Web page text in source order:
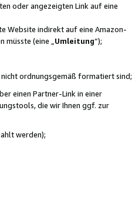
oder angezeigten Link auf eine
Website indirekt auf eine Amazon-
(eine „ Umleitung“);
ordnungsgemäß formatiert sind;
einen Partner-Link in einer
die wir Ihnen ggf. zur
werden);